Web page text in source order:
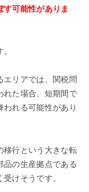
す可能性がありま
エリアでは、関税問
れた場合、短期間で
れる可能性があり
移行という大きな転
品の生産拠点である
けそうです。